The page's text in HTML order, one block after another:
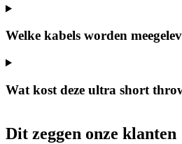
Welke kabels worden
Wat kost deze ultra short
Dit zeggen onze klanten